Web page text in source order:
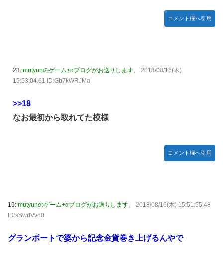
コメント欄へ引用
23: mutyunのゲーム+αブログがお送りします。
2018/08/16(木)
15:53:04.61 ID:Gb7kWRJMa
>>18
なお最初から取れてた模様
コメント欄へ引用
19: mutyunのゲーム+αブログがお送りします。
2018/08/16(木) 15:51:55.48
ID:sSwrlVvn0
グランポートで婆から記念金貨巻き上げるんやで